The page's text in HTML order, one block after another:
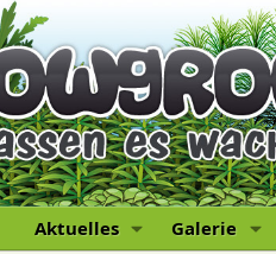
Aktuelles Galerie